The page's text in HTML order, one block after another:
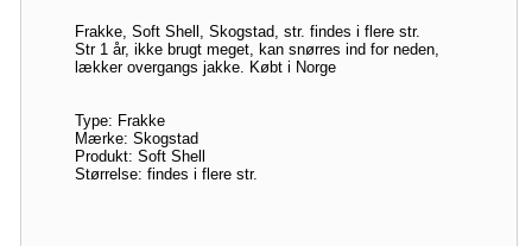
Frakke, Soft Shell, Skogstad, str. findes i flere str.
Str 1 år, ikke brugt meget, kan snørres ind for neden,
lækker overgangs jakke. Købt i Norge
Type: Frakke
Mærke: Skogstad
Produkt: Soft Shell
Størrelse: findes i flere str.